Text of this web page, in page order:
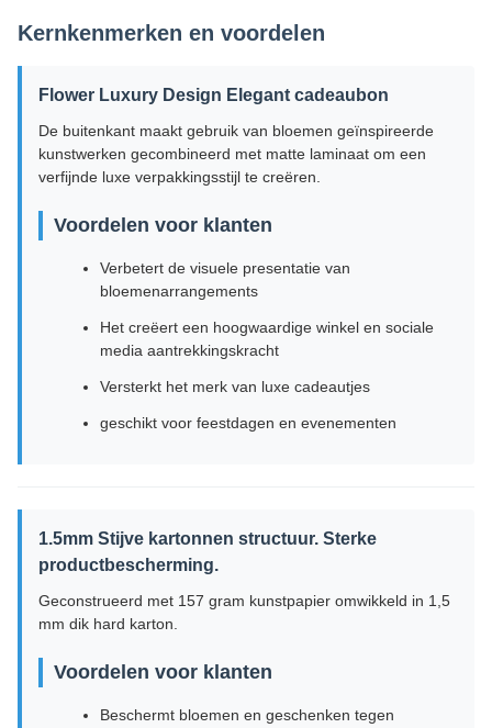
Kernkenmerken en voordelen
Flower Luxury Design Elegant cadeaubon
De buitenkant maakt gebruik van bloemen geïnspireerde
kunstwerken gecombineerd met matte laminaat om een
verfijnde luxe verpakkingsstijl te creëren.
Voordelen voor klanten
Verbetert de visuele presentatie van
bloemenarrangements
Het creëert een hoogwaardige winkel en sociale
media aantrekkingskracht
Versterkt het merk van luxe cadeautjes
geschikt voor feestdagen en evenementen
1.5mm Stijve kartonnen structuur. Sterke
productbescherming.
Geconstrueerd met 157 gram kunstpapier omwikkeld in 1,5
mm dik hard karton.
Voordelen voor klanten
Beschermt bloemen en geschenken tegen